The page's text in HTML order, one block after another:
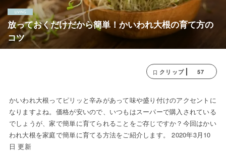
放っておくだけだから簡単！かいわれ大根の育て方の
コツ
クリップ 57
かいわれ大根ってピリッと辛みがあって味や盛り付けのアクセントに
なりますよね。価格が安いので、いつもはスーパーで購入されている
でしょうが、家で簡単に育てられることをご存じですか？今回はかい
われ大根を家庭で簡単に育てる方法をご紹介します。 2020年3月10
日 更新